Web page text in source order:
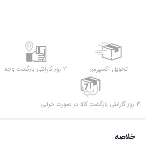
عدد
تحویل اکسپرس 3 روز گارانتی بازگشت وجه
3 روز گارانتی بازگشت کالا در صورت خرابی
خلاصه